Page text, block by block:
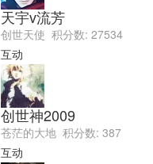
天宇v流芳
创世天使 积分数: 27534
互动
创世神2009
苍茫的大地 积分数: 387
互动